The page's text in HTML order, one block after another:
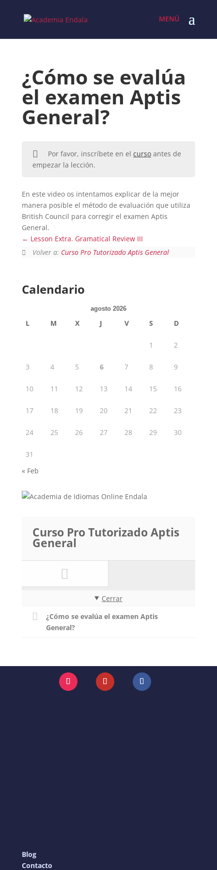
content
¿Cómo se evalúa
el examen Aptis
General?
Por favor, inscríbete en el cursoantes de
empezar la lección.
En este video os intentamos explicar de la mejor
manera posible el método de evaluación que utiliza
British Council para corregir el examen Aptis
General.
Lesson Extra. Gramatical Review III
Volver a: Curso Pro Tutorizado Aptis General
Calendario
agosto 2026
L M X J V S D
1 2
3 4 5 6 7 8 9
10 11 12 13 14 15 16
17 18 19 20 21 22 23
24 25 26 27 28 29 30
31
« Feb
Curso Pro Tutorizado Aptis
General
Cerrar
¿Cómo se evalúa el examen Aptis
General?
Instagram YouTube Facebook
Blog
Contacto